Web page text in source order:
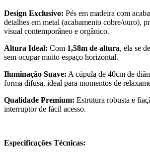
Design Exclusivo: Pés em madeira com
detalhes em metal (acabamento cobre/ouro),
visual contemporâneo e orgânico.
Altura Ideal: Com 1,58m de altura, ela se
sem ocupar muito espaço horizontal.
Iluminação Suave: A cúpula de 40cm de
forma difusa, ideal para momentos de
Qualidade Premium: Estrutura robusta e
interruptor de fácil acesso.
Especificações Técnicas: